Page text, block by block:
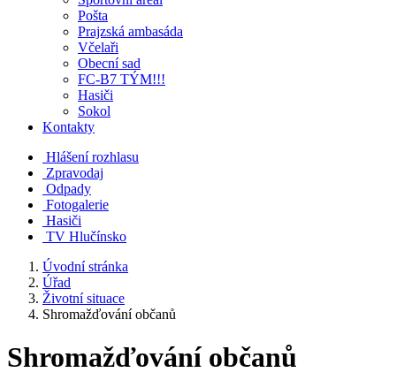
Pošta
Prajzská ambasáda
Včelaři
Obecní sad
FC-B7 TÝM!!!
Hasiči
Sokol
Kontakty
Hlášení rozhlasu
Zpravodaj
Odpady
Fotogalerie
Hasiči
TV Hlučínsko
Úvodní stránka
Úřad
Životní situace
Shromažďování občanů
Shromažďování občanů